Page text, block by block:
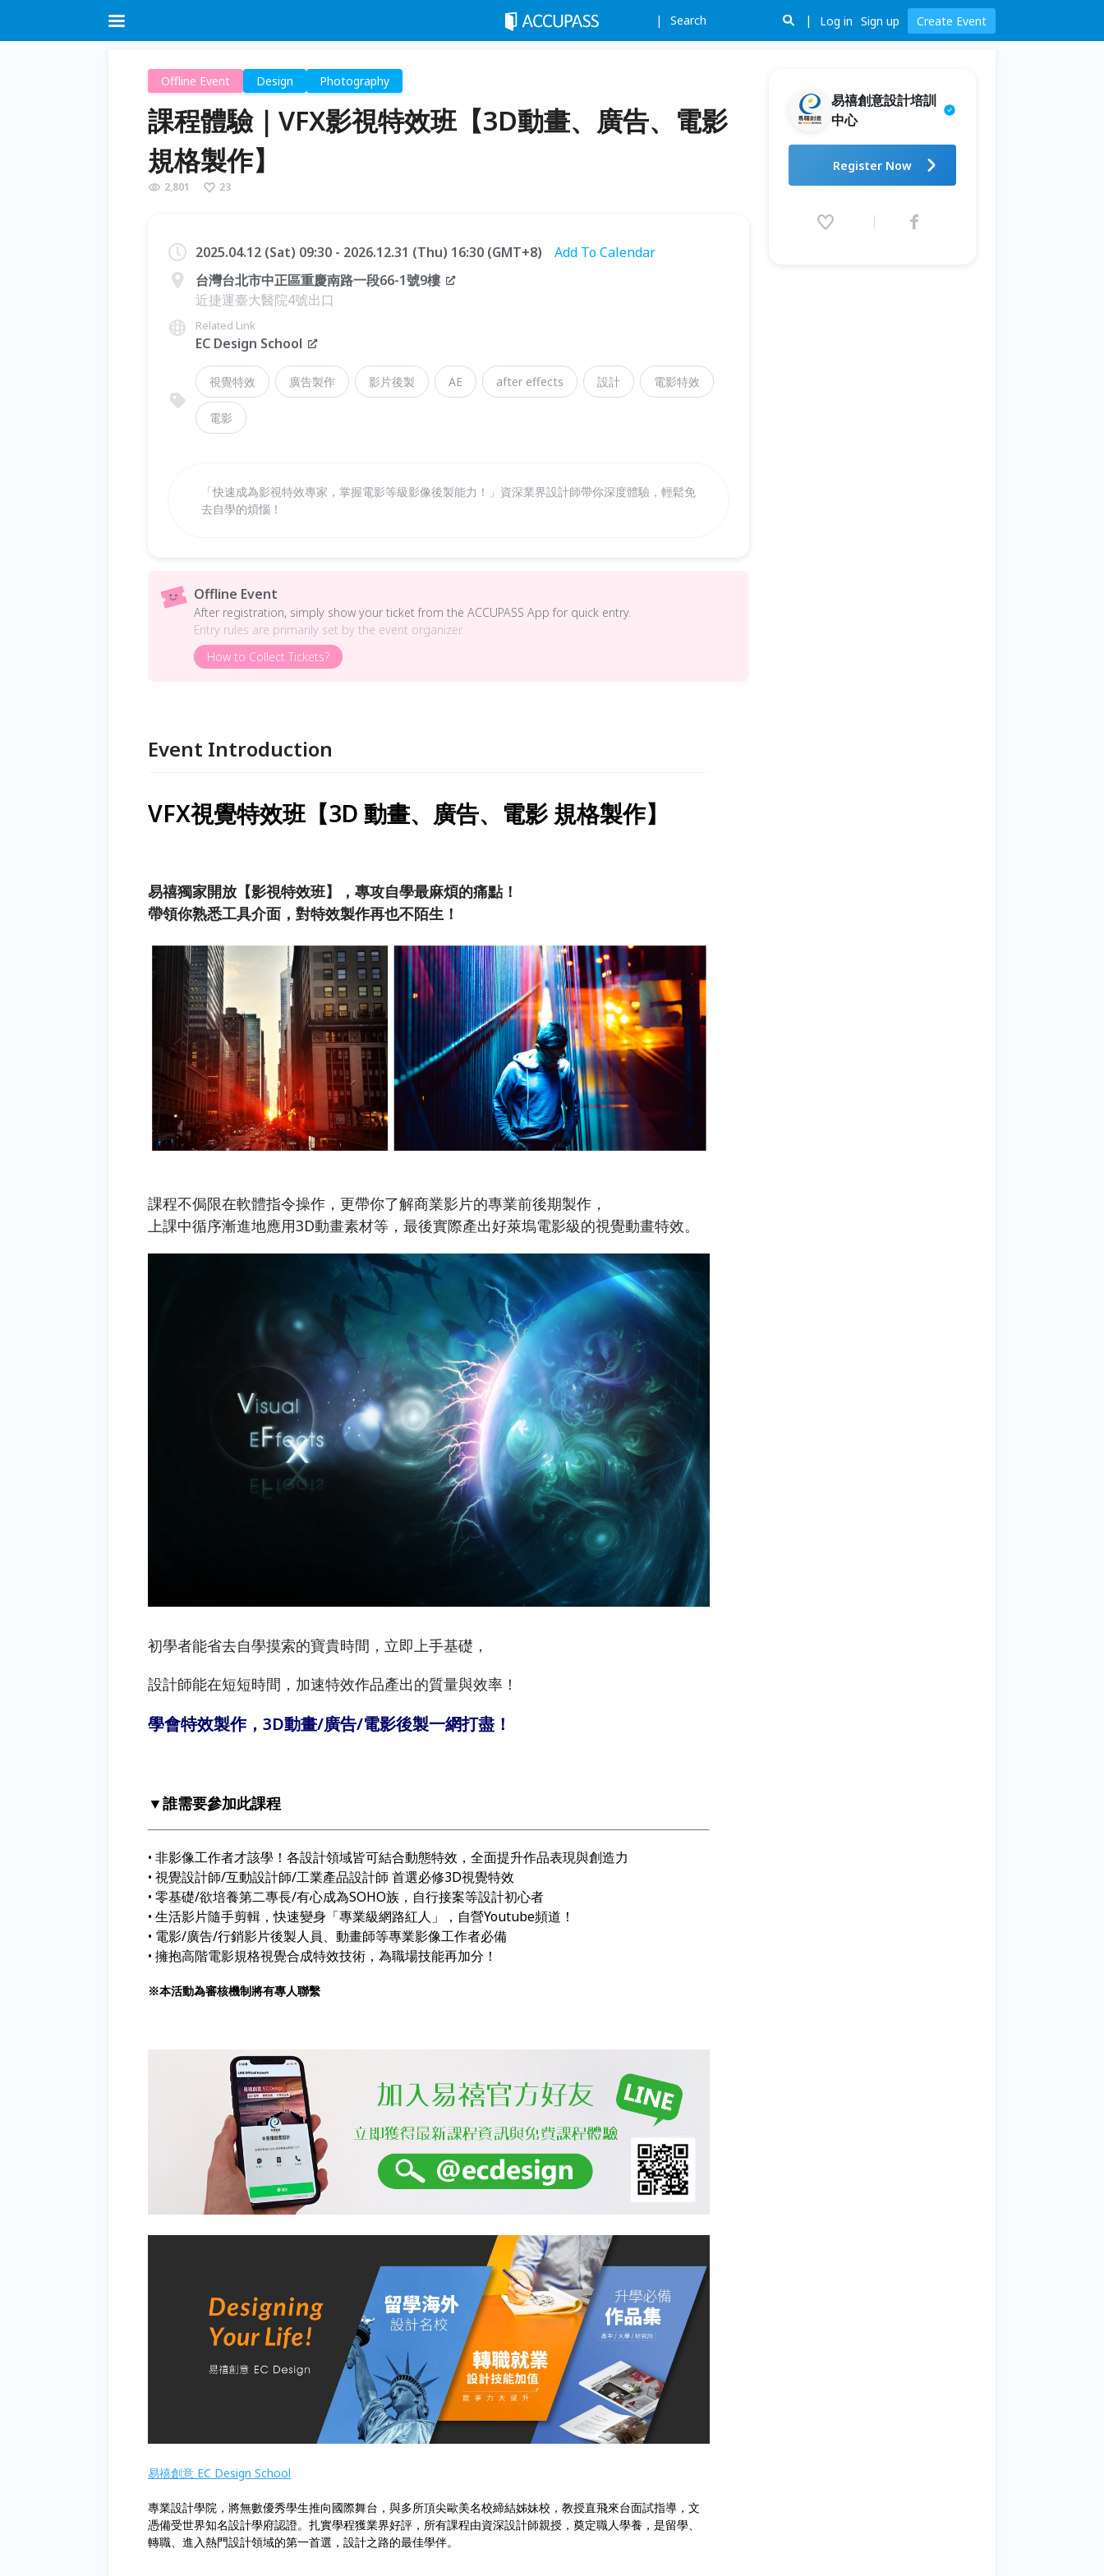
Search Log in Sign up Create Event
Offline Event Design Photography
課程體驗｜VFX影視特效班【3D動畫、廣告、電影
規格製作】
2,801 23
2025.04.12 (Sat) 09:30 - 2026.12.31 (Thu) 16:30 (GMT+8)
Add To Calendar
台灣台北市中正區重慶南路一段66-1號9樓
近捷運臺大醫院4號出口
Related Link
EC Design School
視覺特效 廣告製作 影片後製 AE after effects 設計 電影特效
電影
「快速成為影視特效專家，掌握電影等級影像後製能力！」資深業界設計師帶你深度體驗，輕鬆免
去自學的煩惱！
Offline Event
After registration, simply show your ticket from the ACCUPASS App for quick entry.
Entry rules are primarily set by the event organizer.
How to Collect Tickets?
Event Introduction
VFX視覺特效班【3D 動畫、廣告、電影 規格製作】
易禧獨家開放【影視特效班】，專攻自學最麻煩的痛點！
帶領你熟悉工具介面，對特效製作再也不陌生！
課程不侷限在軟體指令操作，更帶你了解商業影片的專業前後期製作，
上課中循序漸進地應用3D動畫素材等，最後實際產出好萊塢電影級的視覺動畫特效。
初學者能省去自學摸索的寶貴時間，立即上手基礎，
設計師能在短短時間，加速特效作品產出的質量與效率！
學會特效製作，3D動畫/廣告/電影後製一網打盡！
▼誰需要參加此課程
• 非影像工作者才該學！各設計領域皆可結合動態特效，全面提升作品表現與創造力
• 視覺設計師/互動設計師/工業產品設計師 首選必修3D視覺特效
• 零基礎/欲培養第二專長/有心成為SOHO族，自行接案等設計初心者
• 生活影片隨手剪輯，快速變身「專業級網路紅人」，自營Youtube頻道！
• 電影/廣告/行銷影片後製人員、動畫師等專業影像工作者必備
• 擁抱高階電影規格視覺合成特效技術，為職場技能再加分！
※本活動為審核機制將有專人聯繫
易禧創意 EC Design School
專業設計學院，將無數優秀學生推向國際舞台，與多所頂尖歐美名校締結姊妹校，教授直飛來台面試指導，文
憑備受世界知名設計學府認證。扎實學程獲業界好評，所有課程由資深設計師親授，奠定職人學養，是留學、
轉職、進入熱門設計領域的第一首選，設計之路的最佳學伴。
易禧創意設計培訓
中心
動畫、廣告、電影規格製作】
2025.04.12 (Sat) 09:30 -
Register Now